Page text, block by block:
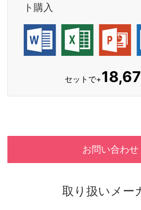
ト購入
セットで+
お問い合わせ
取り扱いメー